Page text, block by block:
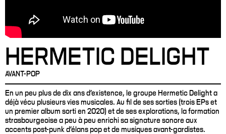
HERMETIC DELIGHT
AVANT-POP
En un peu plus de dix ans d’existence, le groupe Hermetic Delight a
déjà vécu plusieurs vies musicales. Au fil de ses sorties (trois EPs et
un premier album sorti en 2020) et de ses explorations, la formation
strasbourgeoise a peu à peu enrichi sa signature sonore aux
accents post-punk d’élans pop et de musiques avant-gardistes.